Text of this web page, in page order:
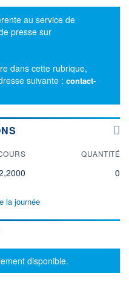
au service de
presse sur
dans cette rubrique,
suivante : contact-
QUANTITÉ
0
la journée
disponible.